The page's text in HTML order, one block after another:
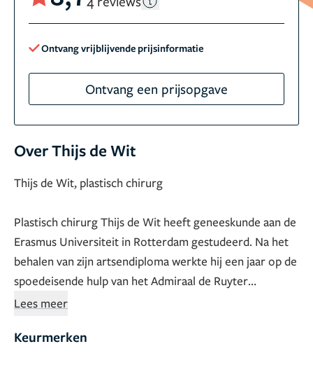
Ontvang vrijblijvende prijsinformatie
Ontvang een prijsopgave
Over Thijs de Wit
Thijs de Wit, plastisch chirurg
Plastisch chirurg Thijs de Wit heeft geneeskunde aan de
Erasmus Universiteit in Rotterdam gestudeerd. Na het
behalen van zijn artsendiploma werkte hij een jaar op de
spoedeisende hulp van het Admiraal de Ruyter
ziekenhuis in Goes. Daarna volgde Thijs de Wit zijn
ziekenhuis en Brandwondencentrum in Rotterdam. Zijn
Lees meer
Keurmerken